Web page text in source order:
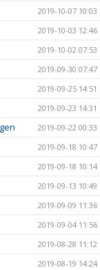
2019-10-07 10:03
2019-10-03 12:46
2019-10-02 07:53
2019-09-30 07:47
2019-09-25 14:51
2019-09-23 14:31
2019-09-22 00:33
2019-09-18 10:47
2019-09-18 10:14
2019-09-13 10:49
2019-09-09 11:36
2019-09-04 11:56
2019-08-28 11:12
2019-08-19 14:24